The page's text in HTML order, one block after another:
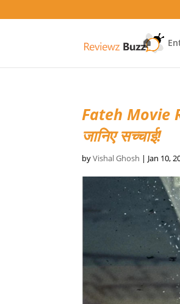
🏠
Fateh Movie
जानिए सच्चाई!
byVishal Ghosh | Jan 10,